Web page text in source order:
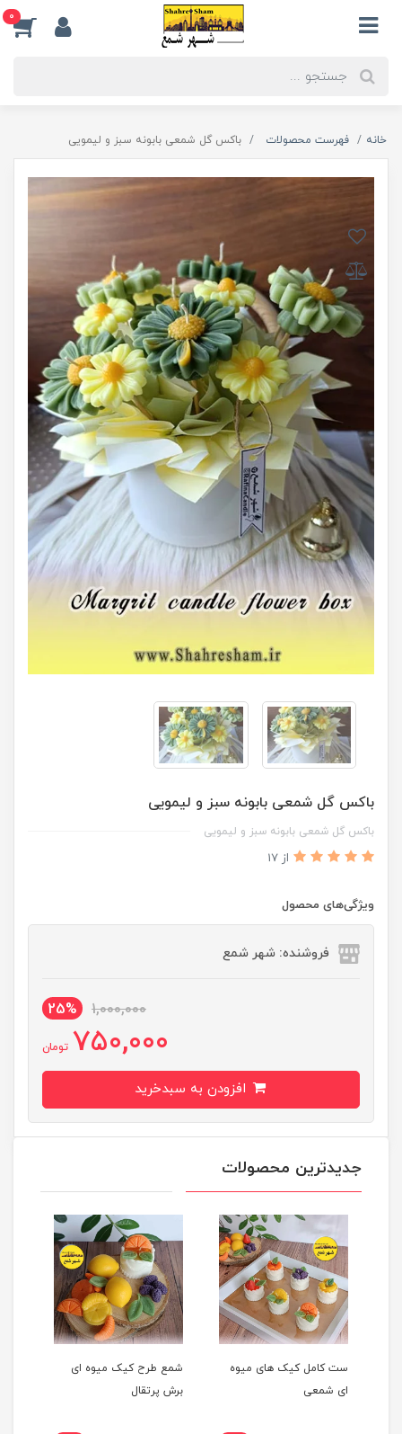
0
خانه فهرست محصولات باکس گل شمعی بابونه سبز و لیمویی
باکس گل شمعی بابونه سبز و لیمویی
باکس گل شمعی بابونه سبز و لیمویی
از 17
ویژگی‌های محصول
فروشنده: شهر شمع
1,000,000
25%
750,000 تومان
جدیدترین محصولات
ست کامل کیک های میوه
ای شمعی
شمع طرح کیک میوه ای
برش پرتقال